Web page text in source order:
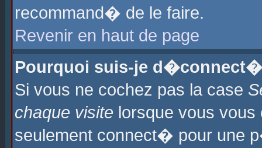
recommand� de le faire.
Revenir en haut de page
Pourquoi suis-je
Si vous ne cochez pas la case
chaque visite lorsque vous
seulement connect� pour une